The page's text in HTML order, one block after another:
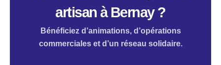
artisan à Bernay ?
Bénéficiez d’animations, d’opérations
commerciales et d’un réseau solidaire.